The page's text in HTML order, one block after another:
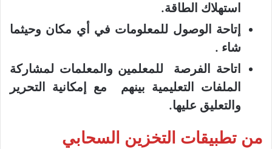
استهلاك الطاقة.
إتاحة الوصول للمعلومات في أي مكان وحيثما
شاء .
اتاحة الفرصة للمعلمين والمعلمات لمشاركة
الملفات التعليمية بينهم مع إمكانية التحرير
والتعليق عليها.
من تطبيقات التخزين السحابي